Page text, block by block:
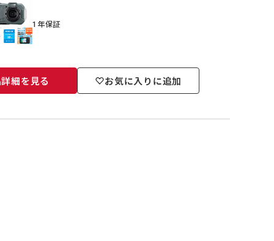
1年保証
細を見る お気に入りに追加